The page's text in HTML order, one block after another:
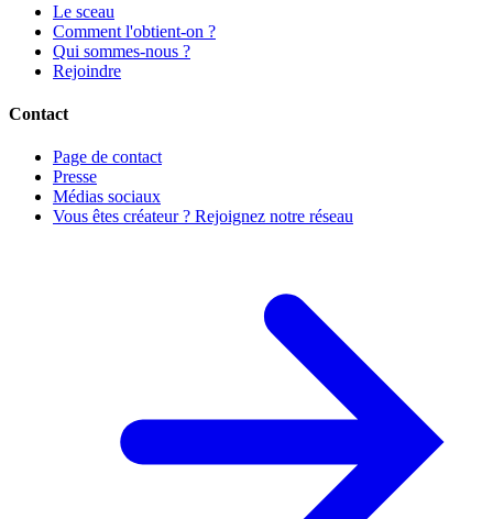
Le sceau
Comment l'obtient-on ?
Qui sommes-nous ?
Rejoindre
Contact
Page de contact
Presse
Médias sociaux
Vous êtes créateur ? Rejoignez notre réseau